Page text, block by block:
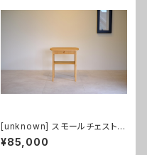
[unknown] スモールチェスト
オーク
¥85,000